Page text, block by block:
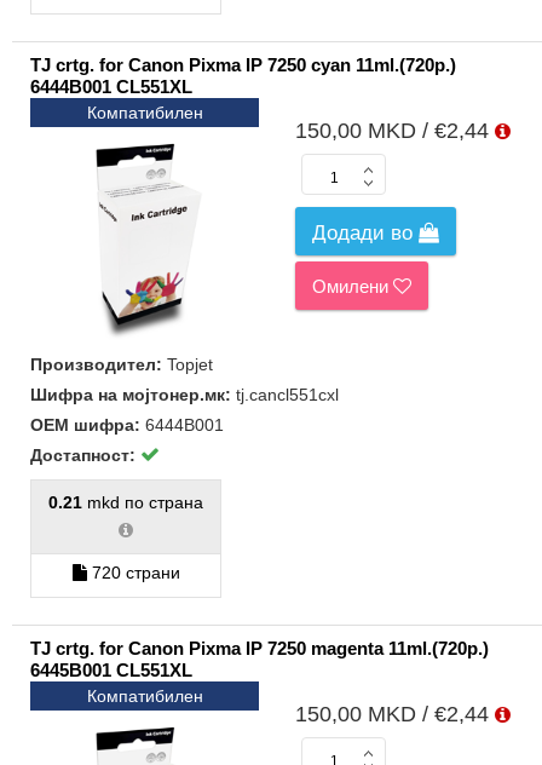
TJ crtg. for Canon Pixma IP 7250 cyan 11ml.(720p.)
6444B001 CL551XL
Компатибилен
150,00 MKD / €2,44
Додади во
Омилени
Производител: Topjet
Шифра на мојтонер.мк: tj.cancl551cxl
ОЕМ шифра: 6444B001
Достапност:
0.21 mkd по страна
720 страни
TJ crtg. for Canon Pixma IP 7250 magenta 11ml.(720p.)
6445B001 CL551XL
Компатибилен
150,00 MKD / €2,44